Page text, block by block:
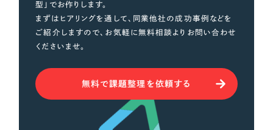
型」でお作りします。
まずはヒアリングを通して、同業他社の成功事例などを
ご紹介しますので、お気軽に無料相談よりお問い合わせ
くださいませ。
無料で課題整理を依頼する